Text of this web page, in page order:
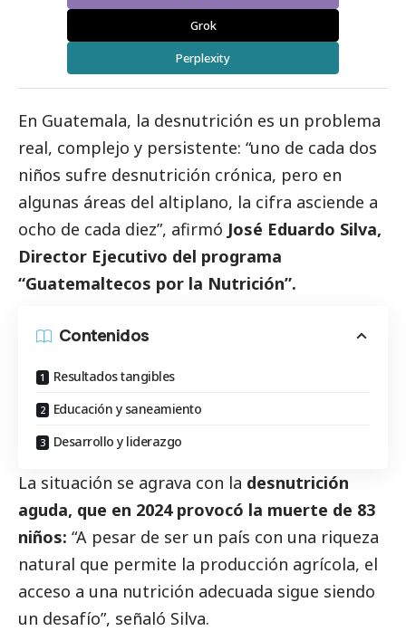
Grok
Perplexity
En Guatemala, la desnutrición es un problema
real, complejo y persistente: “uno de cada dos
niños sufre desnutrición crónica, pero en
algunas áreas del altiplano, la cifra asciende a
ocho de cada diez”, afirmó José Eduardo Silva,
Director Ejecutivo del programa
“Guatemaltecos por la Nutrición”.
Contenidos
Resultados tangibles
Educación y saneamiento
Desarrollo y liderazgo
La situación se agrava con la desnutrición
aguda, que en 2024 provocó la muerte de 83
niños: “A pesar de ser un país con una riqueza
natural que permite la producción agrícola, el
acceso a una nutrición adecuada sigue siendo
un desafío”, señaló Silva.